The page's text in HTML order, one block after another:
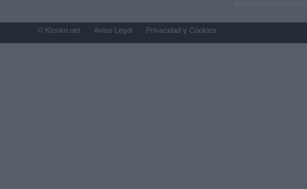
© Kiosko.net Aviso Legal Privacidad y Cookies